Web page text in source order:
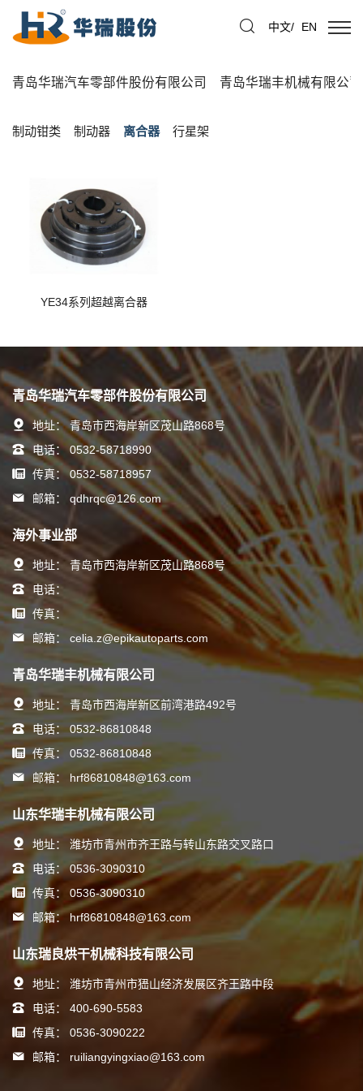
中文/ EN
青岛华瑞汽车零部件股份有限公司 青岛华瑞丰机械有限公司
制动钳类 制动器 离合器 行星架
YE34系列超越离合器
青岛华瑞汽车零部件股份有限公司
地址： 青岛市西海岸新区茂山路868号
电话： 0532-58718990
传真： 0532-58718957
邮箱：
qdhrqc@126.com
海外事业部
地址： 青岛市西海岸新区茂山路868号
电话：
传真：
邮箱：
celia.z@epikautoparts.com
青岛华瑞丰机械有限公司
地址：
青岛市西海岸新区前湾港路492号
电话： 0532-86810848
传真： 0532-86810848
邮箱：
hrf86810848@163.com
山东华瑞丰机械有限公司
地址：
潍坊市青州市齐王路与转山东路交叉路口
电话： 0536-3090310
传真：
0536-3090310
邮箱： hrf86810848@163.com
山东瑞良烘干机械科技有限公司
地址：
潍坊市青州市峱山经济发展区齐王路中段
电话：
400-690-5583
传真：
0536-3090222
邮箱：
ruiliangyingxiao@163.com